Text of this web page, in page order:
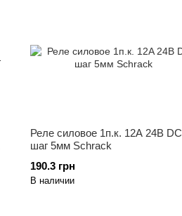
Реле силовое 1п.к. 12A 24B DC
шаг 5мм Schrack
190.3 грн
В наличии